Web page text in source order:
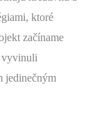
ktoré
začíname
vyvinuli
jedinečným